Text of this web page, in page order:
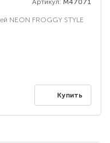
Артикул: M47071
NEON FROGGY STYLE
Купить